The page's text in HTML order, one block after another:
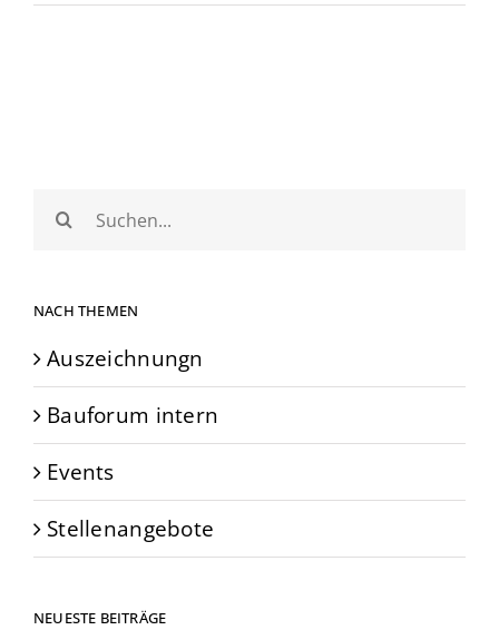
Suche
nach:
NACH THEMEN
Auszeichnungn
Bauforum intern
Events
Stellenangebote
NEUESTE BEITRÄGE